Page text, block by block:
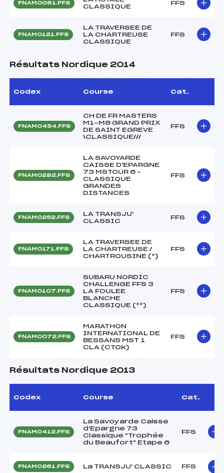
FNAM0061.FFS
CLASSIQUE
FFS
FNAM0121.FFS
LA TRAVERSEE DE
LA CHARTREUSE
CLASSIQUE
FFS
Résultats Nordique 2014
Codex Course Cat.
FNAM0454.FFS
CH DE FR MASTERS
M1-M8 GRAND PRIX
DE SAINT EGREVE
\CLASSIQUE///
FFS
FNAM0282.FFS
LA SAVOYARDE
CAISSE D'EPARGNE
73 MSTOUR 6 –
CLASSIQUE
GRANDES
DISTANCES
FFS
FNAM0252.FFS
LA TRANSJU'
CLASSIC
FFS
FNAM0171.FFS
LA TRAVERSEE DE
LA CHARTREUSE /
CHARTROUSINE (*)
FFS
FNAM0107.FFS
SUBARU NORDIC
CHALLENGE FFS 3
LA FOULEE
BLANCHE
CLASSIQUE (**)
FFS
FNAM0072.FFS
MARATHON
INTERNATIONAL DE
BESSANS MST 1
CLA (CTOk)
FFS
Résultats Nordique 2013
Codex Course Cat.
FNAM0412.FFS
La Savoyarde Caisse
d'Epargne 73
Classique "Trophée
du Beaufort" Etape 6
FFS
FNAM0261.FFS La TRANSJU' CLASSIC FFS